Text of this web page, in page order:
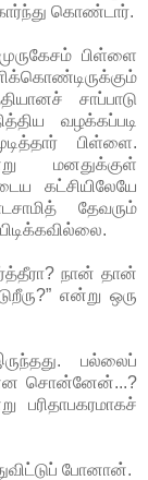
கொண்டார்.
பிள்ளை
சாப்பாடு
வழக்கப்படி
பிள்ளை.
மனதுக்குள்
கட்சியிலேயே
தேவரும்
நான் தான்
என்று ஒரு
பல்லைப்
சொன்னேன்...?
பரிதாபகரமாகச்
போனான்.